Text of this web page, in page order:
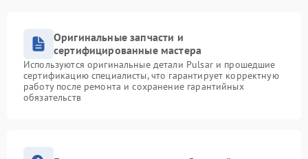
Оригинальные запчасти и
сертифицированные мастера
Используются оригинальные детали Pulsar и прошедшие
сертификацию специалисты, что гарантирует корректную
работу после ремонта и сохранение гарантийных
обязательств